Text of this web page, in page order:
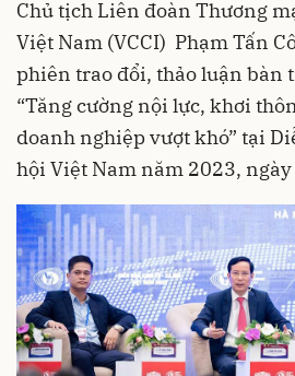
Chủ tịch Liên đoàn Thương
Việt Nam (VCCI) Phạm Tấn
phiên trao đổi, thảo luận bàn
“Tăng cường nội lực, khơi
doanh nghiệp vượt khó” tại
hội Việt Nam năm 2023,